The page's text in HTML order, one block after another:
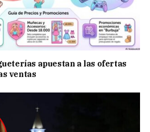
apuestan a las ofertas
ventas